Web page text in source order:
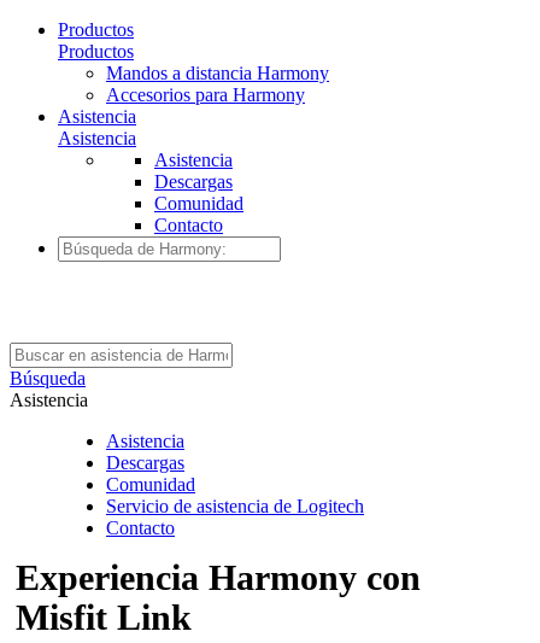
Productos
Productos
Mandos a distancia Harmony
Accesorios para Harmony
Asistencia
Asistencia
Asistencia
Descargas
Comunidad
Contacto
Búsqueda
Asistencia
Asistencia
Descargas
Comunidad
Servicio de asistencia de Logitech
Contacto
Experiencia Harmony con
Misfit Link